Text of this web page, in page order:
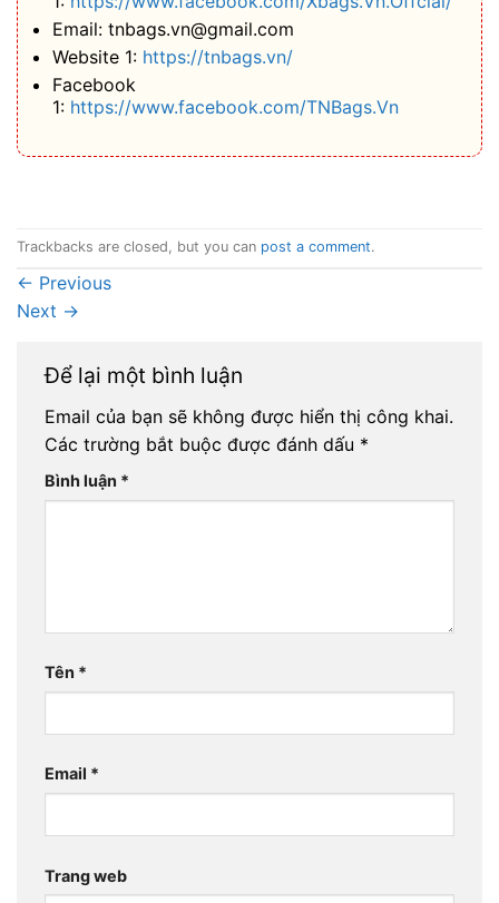
Email: tnbags.vn@gmail.com
Website 1: https://tnbags.vn/
Facebook
1: https://www.facebook.com/TNBags.Vn
Trackbacks are closed, but you can post a comment.
← Previous
Next →
Để lại một bình luận
Email của bạn sẽ không được hiển thị công khai.
Các trường bắt buộc được đánh dấu *
Bình luận *
Tên *
Email *
Trang web